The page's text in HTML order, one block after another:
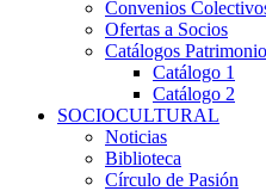
Convenios
Ofertas a Socios
Catálogos
Catálogo 1
Catálogo 2
SOCIOCULTURAL
Noticias
Biblioteca
Círculo de Pasión